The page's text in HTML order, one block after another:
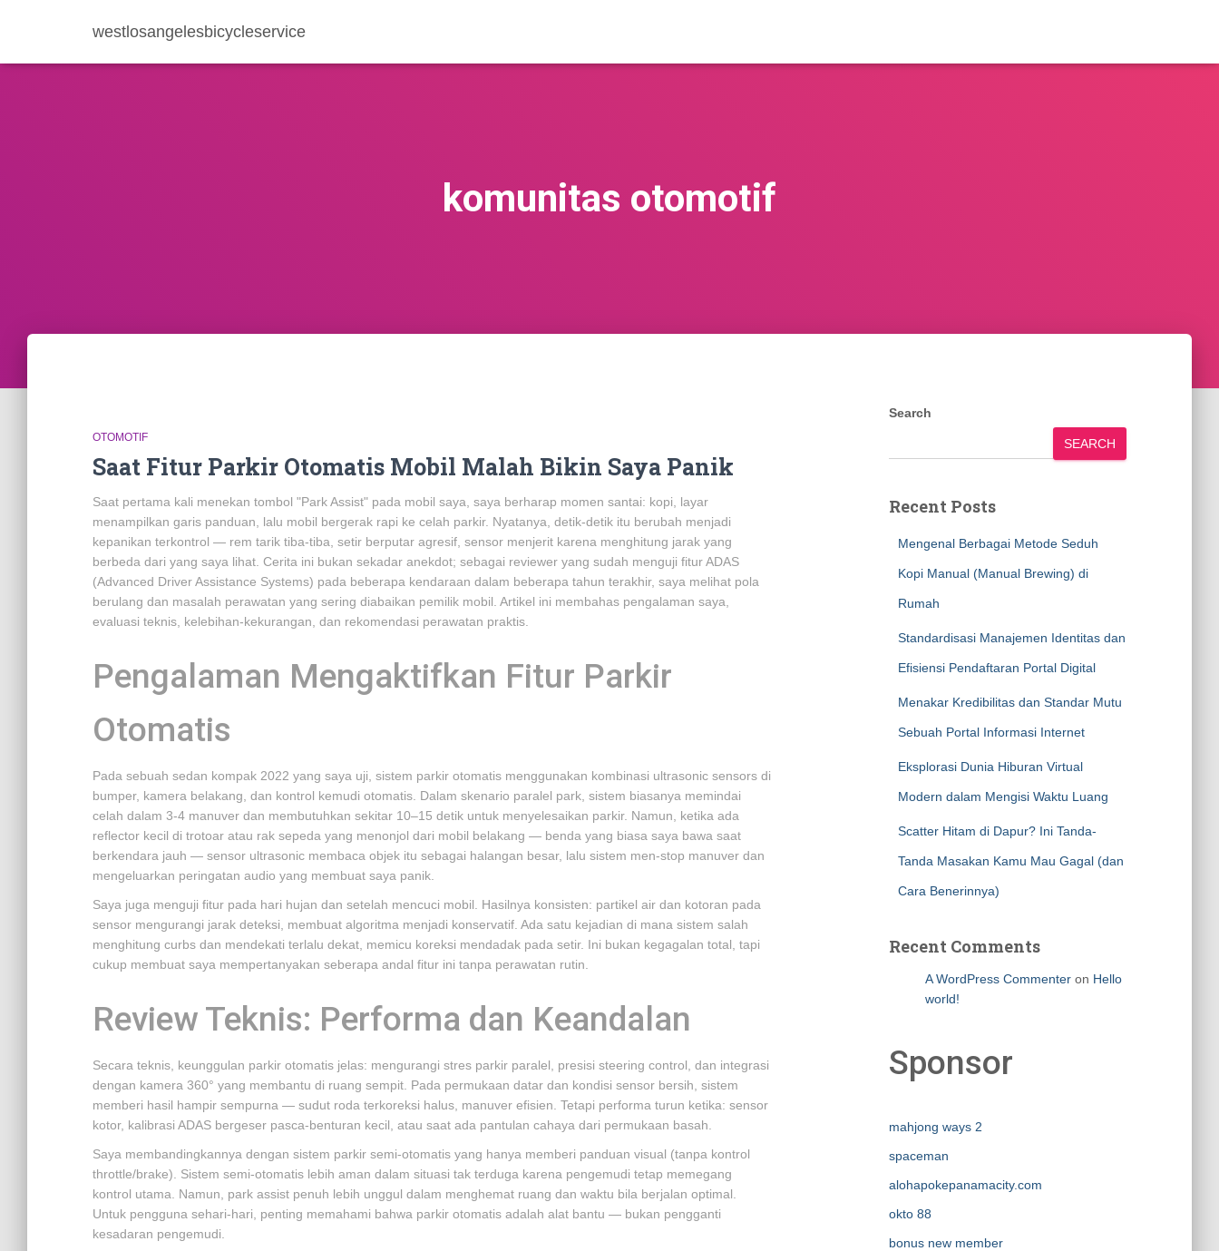
westlosangelesbicycleservice
komunitas otomotif
OTOMOTIF
Saat Fitur Parkir Otomatis Mobil Malah Bikin Saya Panik
Saat pertama kali menekan tombol "Park Assist" pada mobil saya, saya berharap momen santai: kopi, layar
menampilkan garis panduan, lalu mobil bergerak rapi ke celah parkir. Nyatanya, detik-detik itu berubah menjadi
kepanikan terkontrol — rem tarik tiba-tiba, setir berputar agresif, sensor menjerit karena menghitung jarak yang
berbeda dari yang saya lihat. Cerita ini bukan sekadar anekdot; sebagai reviewer yang sudah menguji fitur ADAS
(Advanced Driver Assistance Systems) pada beberapa kendaraan dalam beberapa tahun terakhir, saya melihat pola
berulang dan masalah perawatan yang sering diabaikan pemilik mobil. Artikel ini membahas pengalaman saya,
evaluasi teknis, kelebihan-kekurangan, dan rekomendasi perawatan praktis.
Pengalaman Mengaktifkan Fitur Parkir
Otomatis
Pada sebuah sedan kompak 2022 yang saya uji, sistem parkir otomatis menggunakan kombinasi ultrasonic sensors di
bumper, kamera belakang, dan kontrol kemudi otomatis. Dalam skenario paralel park, sistem biasanya memindai
celah dalam 3-4 manuver dan membutuhkan sekitar 10–15 detik untuk menyelesaikan parkir. Namun, ketika ada
reflector kecil di trotoar atau rak sepeda yang menonjol dari mobil belakang — benda yang biasa saya bawa saat
berkendara jauh — sensor ultrasonic membaca objek itu sebagai halangan besar, lalu sistem men-stop manuver dan
mengeluarkan peringatan audio yang membuat saya panik.
Saya juga menguji fitur pada hari hujan dan setelah mencuci mobil. Hasilnya konsisten: partikel air dan kotoran pada
sensor mengurangi jarak deteksi, membuat algoritma menjadi konservatif. Ada satu kejadian di mana sistem salah
menghitung curbs dan mendekati terlalu dekat, memicu koreksi mendadak pada setir. Ini bukan kegagalan total, tapi
cukup membuat saya mempertanyakan seberapa andal fitur ini tanpa perawatan rutin.
Review Teknis: Performa dan Keandalan
Secara teknis, keunggulan parkir otomatis jelas: mengurangi stres parkir paralel, presisi steering control, dan integrasi
dengan kamera 360° yang membantu di ruang sempit. Pada permukaan datar dan kondisi sensor bersih, sistem
memberi hasil hampir sempurna — sudut roda terkoreksi halus, manuver efisien. Tetapi performa turun ketika: sensor
kotor, kalibrasi ADAS bergeser pasca-benturan kecil, atau saat ada pantulan cahaya dari permukaan basah.
Saya membandingkannya dengan sistem parkir semi-otomatis yang hanya memberi panduan visual (tanpa kontrol
throttle/brake). Sistem semi-otomatis lebih aman dalam situasi tak terduga karena pengemudi tetap memegang
kontrol utama. Namun, park assist penuh lebih unggul dalam menghemat ruang dan waktu bila berjalan optimal.
Untuk pengguna sehari-hari, penting memahami bahwa parkir otomatis adalah alat bantu — bukan pengganti
kesadaran pengemudi.
Search
SEARCH
Recent Posts
Mengenal Berbagai Metode Seduh
Kopi Manual (Manual Brewing) di
Rumah
Standardisasi Manajemen Identitas dan
Efisiensi Pendaftaran Portal Digital
Menakar Kredibilitas dan Standar Mutu
Sebuah Portal Informasi Internet
Eksplorasi Dunia Hiburan Virtual
Modern dalam Mengisi Waktu Luang
Scatter Hitam di Dapur? Ini Tanda-
Tanda Masakan Kamu Mau Gagal (dan
Cara Benerinnya)
Recent Comments
A WordPress Commenteron Hello
world!
Sponsor
mahjong ways 2
spaceman
alohapokepanamacity.com
okto 88
bonus new member